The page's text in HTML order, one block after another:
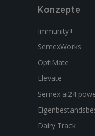
Konzepte
Immunity+
SemexWorks
OptiMate
Elevate
Semex ai24
Dairy Track